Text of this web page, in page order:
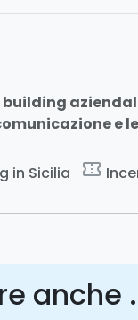
e
in Sicilia confirmation_number
anche